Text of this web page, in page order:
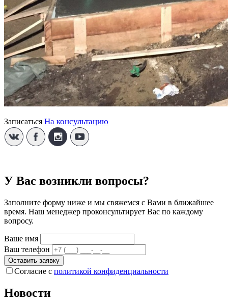
Записаться На консультацию
У Вас возникли вопросы?
Заполните форму ниже и мы свяжемся с Вами в ближайшее
время. Наш менеджер проконсультирует Вас по каждому
вопросу.
Ваше имя
Ваш телефон
Оставить заявку
Согласие с политикой конфиденциальности
Новости